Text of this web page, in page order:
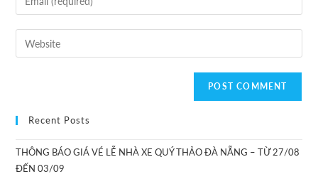
Recent Posts
THÔNG BÁO GIÁ VÉ LỄ NHÀ XE QUÝ THẢO ĐÀ NẴNG – TỪ 27/08
ĐẾN 03/09